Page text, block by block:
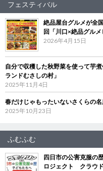
フェスティバル
絶品屋台グルメが全
回「川口×絶品グル
2026年4月15日
自分で収穫した秋野菜を使って芋
ランドむさしの村」
2025年11月4日
春だけじゃもったいないさくらの
2025年10月23日
ふむふむ
四日市の公害克服の
ロジェクト クラウ